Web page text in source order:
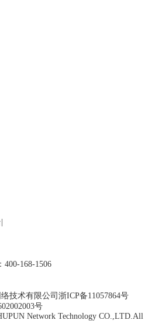
400-168-1506
技术有限公司 浙ICP备11057864号
号
Network Technology CO.,LTD. All